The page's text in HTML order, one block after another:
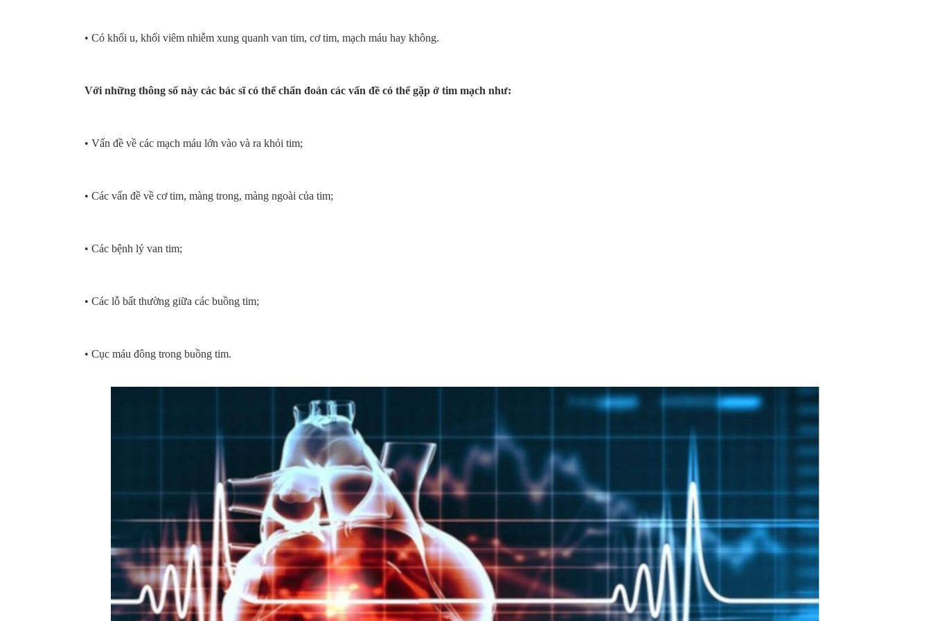
• Có khối u, khối viêm nhiễm xung quanh van tim, cơ tim, mạch máu hay không.
Với những thông số này các bác sĩ có thể chẩn đoán các vấn đề có thể gặp ở tim mạch như:
• Vấn đề về các mạch máu lớn vào và ra khỏi tim;
• Các vấn đề về cơ tim, màng trong, màng ngoài của tim;
• Các bệnh lý van tim;
• Các lỗ bất thường giữa các buồng tim;
• Cục máu đông trong buồng tim.